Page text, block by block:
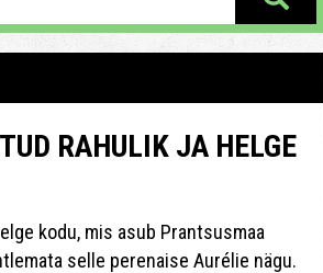
RAHULIK JA HELGE
kodu, mis asub Prantsusmaa
selle perenaise Aurélie nägu.